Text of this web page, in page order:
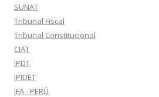
SUNAT
Tribunal Fiscal
Tribunal Constitucional
CIAT
IPDT
IPIDET
IFA - PERÚ